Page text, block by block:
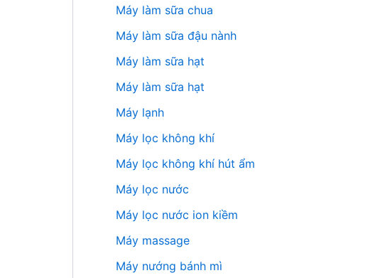
Máy làm sữa chua
Máy làm sữa đậu nành
Máy làm sữa hạt
Máy làm sữa hạt
Máy lạnh
Máy lọc không khí
Máy lọc không khí hút ẩm
Máy lọc nước
Máy lọc nước ion kiềm
Máy massage
Máy nướng bánh mì